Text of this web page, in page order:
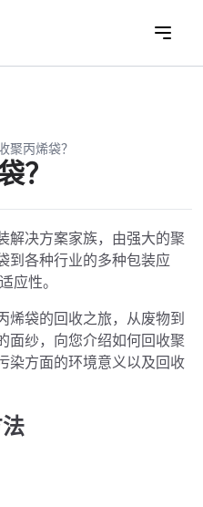
聚丙烯袋？
？
解决方案家族，由强大的聚
到各种行业的多种包装应
应性。
烯袋的回收之旅，从废物到
面纱，向您介绍如何回收聚
染方面的环境意义以及回收